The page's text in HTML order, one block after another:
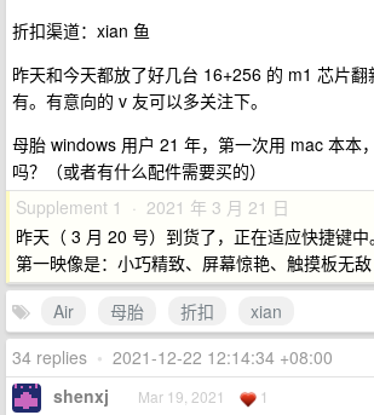
折扣渠道：xian 鱼
昨天和今天都放了好几台 16+256 的 m1 芯片
有。有意向的 v 友可以多关注下。
母胎 windows 用户 21 年，第一次用 mac 本本
吗？（或者有什么配件需要买的）
Supplement 1 · 2021 年 3 月 21 日
昨天（ 3 月 20 号）到货了，正在适应快捷键中。
第一映像是：小巧精致、屏幕惊艳、触摸板无敌
Air
母胎 折扣
xian
34 replies • 2021-12-22 12:14:34 +08:00
shenxj Mar 19, 2021 1